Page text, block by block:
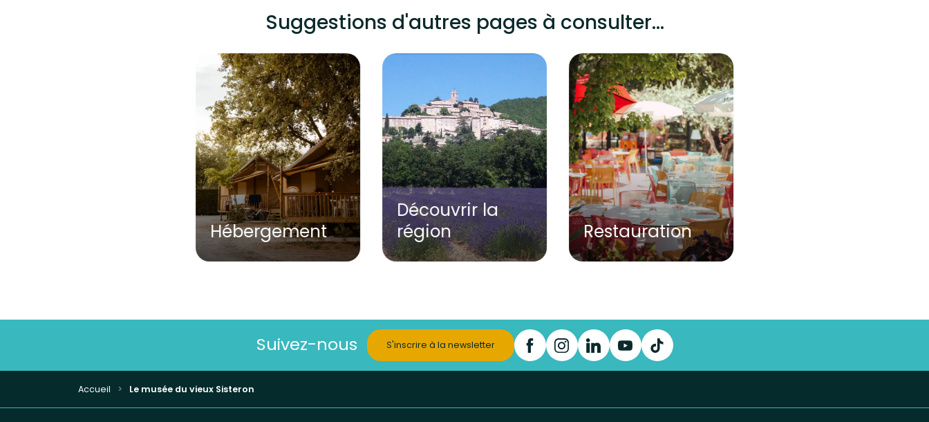
Suggestions d'autres pages à consulter...
Hébergement
Découvrir la
région
Restauration
Suivez-nous S'inscrire à la newsletter
Accueil Le musée du vieux Sisteron